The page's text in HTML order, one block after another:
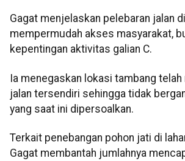
Gagat menjelaskan pelebaran jalan
mempermudah akses masyarakat,
kepentingan aktivitas galian C.
Ia menegaskan lokasi tambang
jalan tersendiri sehingga tidak
yang saat ini dipersoalkan.
Terkait penebangan pohon jati di
Gagat membantah jumlahnya